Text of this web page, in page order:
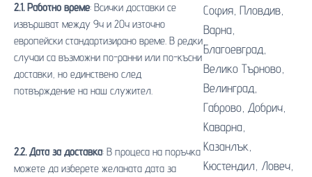
2.1. Работно време: Всички доставки се
извършват между 9ч и 20ч източно
европейски стандартизирано време. В редки
случаи са възможни по-ранни или по-късни
доставки, но единствено след
потвърждение на наш служител.
2.2. Дата за доставка: В процеса на поръчка
можете да изберете желаната дата за
София, Пловдив,
Варна,
Благоевград
Велико Търново,
Велинград
Габрово, Добрич,
Каварна,
Казанлък
Кюстендил Ловеч,